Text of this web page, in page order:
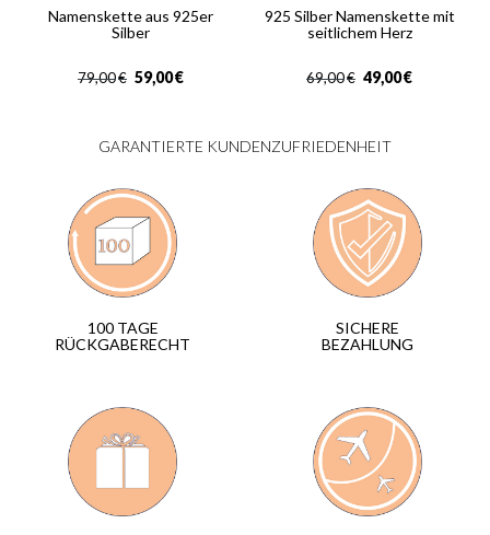
Namenskette aus 925er
Silber
€
79,00 €
59,00
925 Silber Namenskette mit
seitlichem Herz
€
69,00 €
49,00
GARANTIERTE KUNDENZUFRIEDENHEIT
100 TAGE
RÜCKGABERECHT
SICHERE
BEZAHLUNG